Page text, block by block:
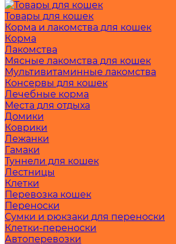
Товары для кошек
Корма и лакомства для кошек
Корма
Лакомства
Мясные лакомства для кошек
Мультивитаминные лакомства
Консервы для кошек
Лечебные корма
Места для отдыха
Домики
Коврики
Лежанки
Гамаки
Туннели для кошек
Лестницы
Клетки
Перевозка кошек
Переноски
Сумки и рюкзаки для переноски
Клетки-переноски
Автоперевозки